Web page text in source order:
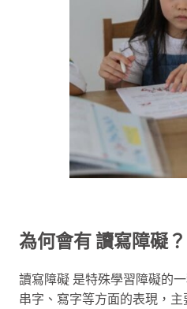
為何會有讀寫障礙？
讀寫障礙 是特殊學習障礙的
串字、寫字等方面的表現，